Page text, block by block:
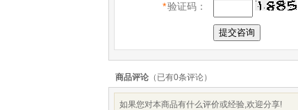
*验证码：
商品评论 （已有0条评论）
如果您对本商品有什么评价或经验,欢迎分享!